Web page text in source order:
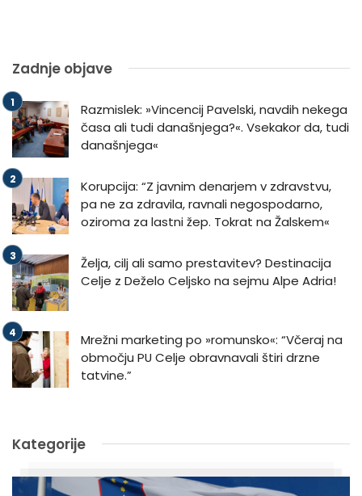
Zadnje objave
Razmislek: »Vincencij Pavelski, navdih nekega
časa ali tudi današnjega?«. Vsekakor da, tudi
današnjega«
Korupcija: “Z javnim denarjem v zdravstvu,
pa ne za zdravila, ravnali negospodarno,
oziroma za lastni žep. Tokrat na Žalskem«
Želja, cilj ali samo prestavitev? Destinacija
Celje z Deželo Celjsko na sejmu Alpe Adria!
Mrežni marketing po »romunsko«: “Včeraj na
območju PU Celje obravnavali štiri drzne
tatvine.”
Kategorije